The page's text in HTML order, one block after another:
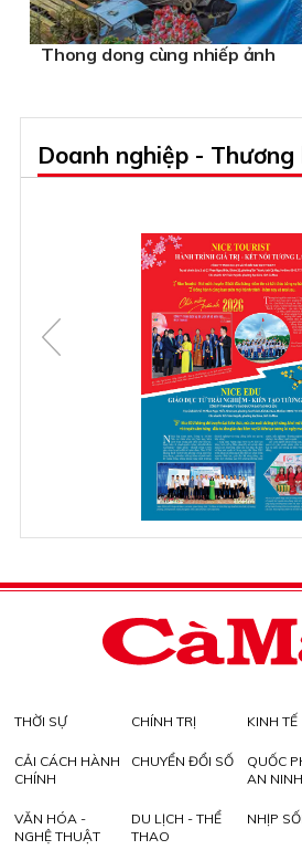
Thong dong cùng nhiếp ảnh
Doanh nghiệp - Thương
THỜI SỰ CHÍNH TRỊ KINH TẾ
CẢI CÁCH HÀNH
CHÍNH
CHUYỂN ĐỔI SỐ
QUỐC
AN NINH
VĂN HÓA -
NGHỆ THUẬT
DU LỊCH - THỂ
THAO
NHỊP